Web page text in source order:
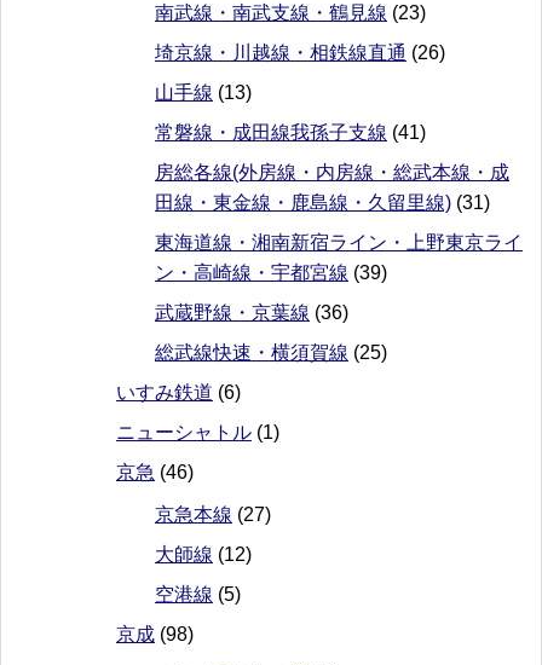
南武線・南武支線・鶴見線 (23)
埼京線・川越線・相鉄線直通 (26)
山手線 (13)
常磐線・成田線我孫子支線 (41)
房総各線(外房線・内房線・総武本線・成
田線・東金線・鹿島線・久留里線) (31)
東海道線・湘南新宿ライン・上野東京ライ
ン・高崎線・宇都宮線 (39)
武蔵野線・京葉線 (36)
総武線快速・横須賀線 (25)
いすみ鉄道 (6)
ニューシャトル (1)
京急 (46)
京急本線 (27)
大師線 (12)
空港線 (5)
京成 (98)